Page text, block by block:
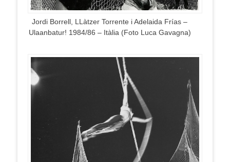
Jordi Borrell, LLàtzer Torrente i Adelaida Frías –
Ulaanbatur! 1984/86 – Itàlia (Foto Luca Gavagna)